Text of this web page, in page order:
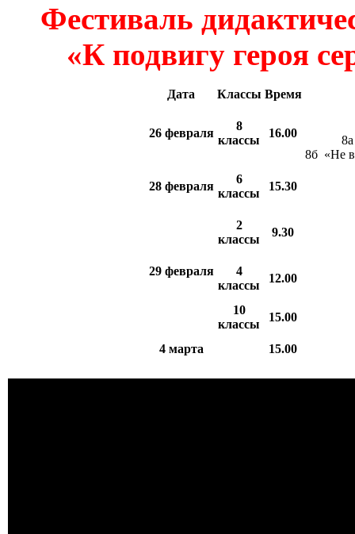
Фестиваль
«К подвигу героя
Дата Классы Время
26 февраля
8
классы
16.00
8б «Не
28 февраля
6
классы
15.30
29 февраля
2
классы
9.30
4
классы
12.00
10
классы
15.00
4 марта 15.00